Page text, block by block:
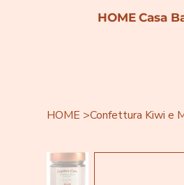
HOME Casa
HOME >Confettura Kiwi e